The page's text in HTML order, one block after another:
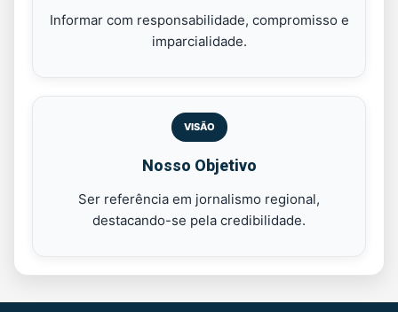
Informar com responsabilidade, compromisso e
imparcialidade.
VISÃO
Nosso Objetivo
Ser referência em jornalismo regional,
destacando-se pela credibilidade.